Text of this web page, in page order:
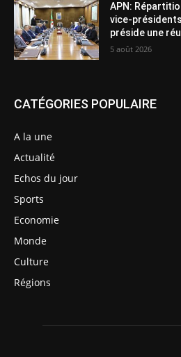
APN:
vice-
préside une
5 août 2026
CATÉGORIES POPULAIRE
A la une
Actualité
Echos du jour
Sports
Economie
Monde
Culture
Régions